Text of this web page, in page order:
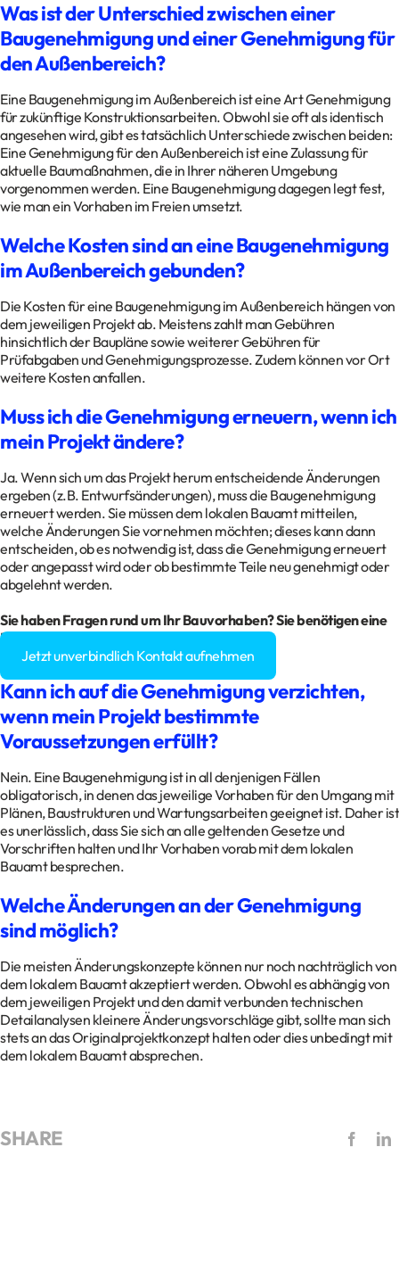
Was ist der Unterschied zwischen einer
Baugenehmigung und einer Genehmigung für
den Außenbereich?
Eine Baugenehmigung im Außenbereich ist eine Art Genehmigung
für zukünftige Konstruktionsarbeiten. Obwohl sie oft als identisch
angesehen wird, gibt es tatsächlich Unterschiede zwischen beiden:
Eine Genehmigung für den Außenbereich ist eine Zulassung für
aktuelle Baumaßnahmen, die in Ihrer näheren Umgebung
vorgenommen werden. Eine Baugenehmigung dagegen legt fest,
wie man ein Vorhaben im Freien umsetzt.
Welche Kosten sind an eine Baugenehmigung
im Außenbereich gebunden?
Die Kosten für eine Baugenehmigung im Außenbereich hängen von
dem jeweiligen Projekt ab. Meistens zahlt man Gebühren
hinsichtlich der Baupläne sowie weiterer Gebühren für
Prüfabgaben und Genehmigungsprozesse. Zudem können vor Ort
weitere Kosten anfallen.
Muss ich die Genehmigung erneuern, wenn ich
mein Projekt ändere?
Ja. Wenn sich um das Projekt herum entscheidende Änderungen
ergeben (z.B. Entwurfsänderungen), muss die Baugenehmigung
erneuert werden. Sie müssen dem lokalen Bauamt mitteilen,
welche Änderungen Sie vornehmen möchten; dieses kann dann
entscheiden, ob es notwendig ist, dass die Genehmigung erneuert
oder angepasst wird oder ob bestimmte Teile neu genehmigt oder
abgelehnt werden.
Sie haben Fragen rund um Ihr Bauvorhaben? Sie benötigen eine
Baugenehmigung?
Jetzt unverbindlich Kontakt aufnehmen
Kann ich auf die Genehmigung verzichten,
wenn mein Projekt bestimmte
Voraussetzungen erfüllt?
Nein. Eine Baugenehmigung ist in all denjenigen Fällen
obligatorisch, in denen das jeweilige Vorhaben für den Umgang mit
Plänen, Baustrukturen und Wartungsarbeiten geeignet ist. Daher ist
es unerlässlich, dass Sie sich an alle geltenden Gesetze und
Vorschriften halten und Ihr Vorhaben vorab mit dem lokalen
Bauamt besprechen.
Welche Änderungen an der Genehmigung
sind möglich?
Die meisten Änderungskonzepte können nur noch nachträglich von
dem lokalem Bauamt akzeptiert werden. Obwohl es abhängig von
dem jeweiligen Projekt und den damit verbunden technischen
Detailanalysen kleinere Änderungsvorschläge gibt, sollte man sich
stets an das Originalprojektkonzept halten oder dies unbedingt mit
dem lokalem Bauamt absprechen.
SHARE